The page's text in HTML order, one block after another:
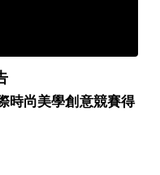
時尚美學創意競賽得